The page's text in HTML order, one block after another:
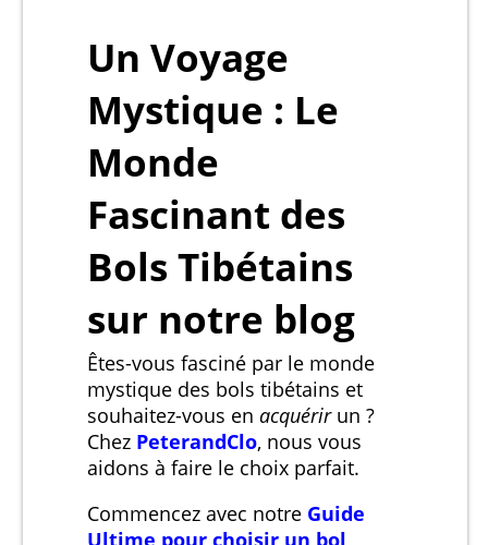
Un Voyage
Mystique : Le
Monde
Fascinant des
Bols Tibétains
sur notre blog
Êtes-vous fasciné par le monde
mystique des bols tibétains et
souhaitez-vous en acquérirun ?
Chez PeterandClo, nous vous
aidons à faire le choix parfait.
Commencez avec notre Guide
Ultime pour choisir un bol